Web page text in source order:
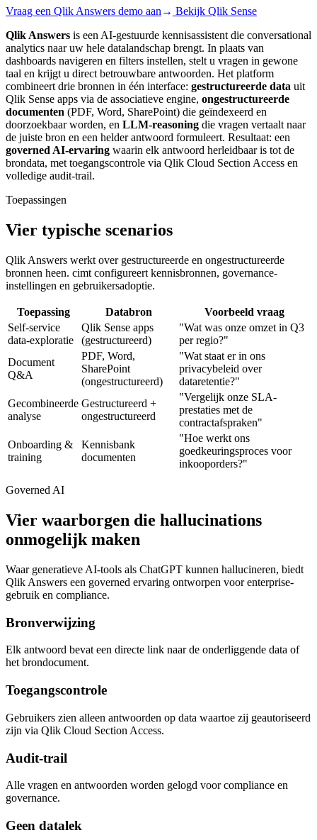
Vraag een Qlik Answers demo aan → Bekijk Qlik Sense
Qlik Answers is een AI-gestuurde kennisassistent die conversational
analytics naar uw hele datalandschap brengt. In plaats van
dashboards navigeren en filters instellen, stelt u vragen in gewone
taal en krijgt u direct betrouwbare antwoorden. Het platform
combineert drie bronnen in één interface: gestructureerde data uit
Qlik Sense apps via de associatieve engine, ongestructureerde
documenten (PDF, Word, SharePoint) die geïndexeerd en
doorzoekbaar worden, en LLM-reasoning die vragen vertaalt naar
de juiste bron en een helder antwoord formuleert. Resultaat: een
governed AI-ervaring waarin elk antwoord herleidbaar is tot de
brondata, met toegangscontrole via Qlik Cloud Section Access en
volledige audit-trail.
Toepassingen
Vier typische scenarios
Qlik Answers werkt over gestructureerde en ongestructureerde
bronnen heen. cimt configureert kennisbronnen, governance-
instellingen en gebruikersadoptie.
Toepassing Databron
Voorbeeld vraag
Self-service
data-exploratie
Qlik Sense apps
(gestructureerd)
"Wat was onze omzet in Q3
per regio?"
Document
Q&A
PDF, Word,
SharePoint
(ongestructureerd)
"Wat staat er in ons
privacybeleid over
dataretentie?"
Gecombineerde
analyse
Gestructureerd +
ongestructureerd
"Vergelijk onze SLA-
prestaties met de
contractafspraken"
Onboarding &
training
Kennisbank
documenten
"Hoe werkt ons
goedkeuringsproces voor
inkooporders?"
Governed AI
Vier waarborgen die hallucinations
onmogelijk maken
Waar generatieve AI-tools als ChatGPT kunnen hallucineren, biedt
Qlik Answers een governed ervaring ontworpen voor enterprise-
gebruik en compliance.
Bronverwijzing
Elk antwoord bevat een directe link naar de onderliggende data of
het brondocument.
Toegangscontrole
Gebruikers zien alleen antwoorden op data waartoe zij geautoriseerd
zijn via Qlik Cloud Section Access.
Audit-trail
Alle vragen en antwoorden worden gelogd voor compliance en
governance.
Geen datalek